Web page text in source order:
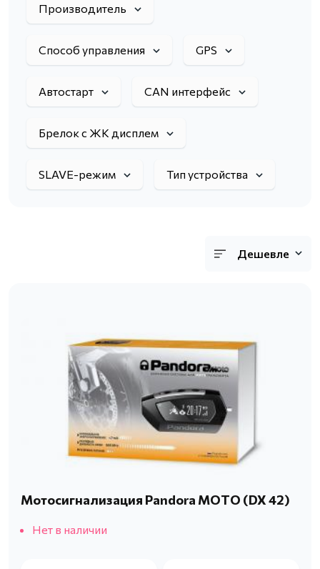
Производитель
Способ управления GPS
Автостарт CAN интерфейс
Брелок с ЖК дисплем
SLAVE-режим Тип устройства
Дешевле
Мотосигнализация Pandora MOTO (DX 42)
Нет в наличии